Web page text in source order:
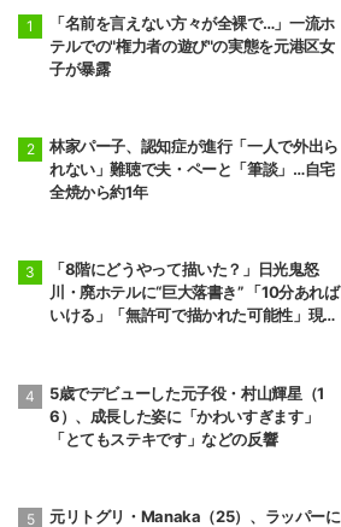
「名前を言えない方々が全裸で…」一流ホ
テルでの"権力者の遊び"の実態を元港区女
子が暴露
林家パー子、認知症が進行「一人で外出ら
れない」難聴で夫・ペーと「筆談」…自宅
全焼から約1年
「8階にどうやって描いた？」日光鬼怒
川・廃ホテルに“巨大落書き” 「10分あれば
いける」「無許可で描かれた可能性」現役
5歳でデビューした元子役・村山輝星（1
6）、成長した姿に「かわいすぎます」
「とてもステキです」などの反響
元リトグリ・Manaka（25）、ラッパーに